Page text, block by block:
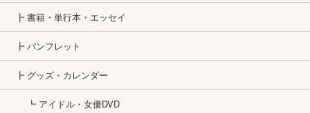
┣ 書籍・単行本・エッセイ
┣ パンフレット
┣ グッズ・カレンダー
┗ アイドル・女優DVD